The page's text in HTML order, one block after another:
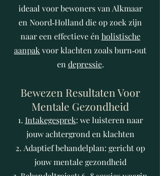
ideaal voor bewoners van Alkmaar
en Noord‑Holland die op zoek zijn
naar een effectieve én holistische
aanpak voor klachten zoals burn‑out
en depressie.
Bewezen Resultaten Voor
Mentale Gezondheid
Intakegesprek: we luisteren naar
jouw achtergrond en klachten
Adaptief behandelplan: gericht op
jouw mentale gezondheid